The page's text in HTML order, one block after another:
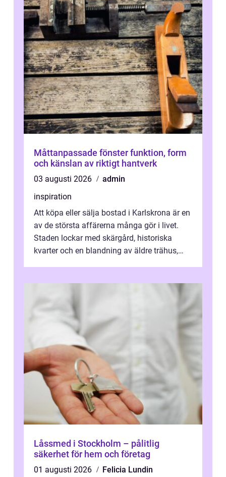
Måttanpassade fönster funktion, form
och känslan av riktigt hantverk
03 augusti 2026
admin
inspiration
Att köpa eller sälja bostad i Karlskrona är en
av de största affärerna många gör i livet.
Staden lockar med skärgård, historiska
kvarter och en blandning av äldre trähus,
Låssmed i Stockholm – pålitlig
säkerhet för hem och företag
01 augusti 2026 Felicia Lundin